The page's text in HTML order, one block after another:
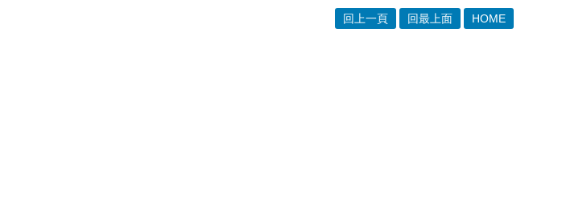
回上一頁 回最上面 HOME